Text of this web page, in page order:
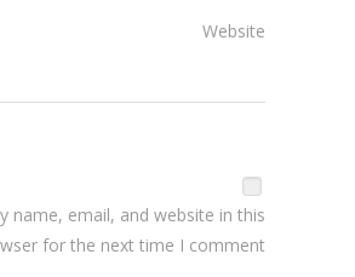
Website
name, email, and website in this
for the next time I comment.